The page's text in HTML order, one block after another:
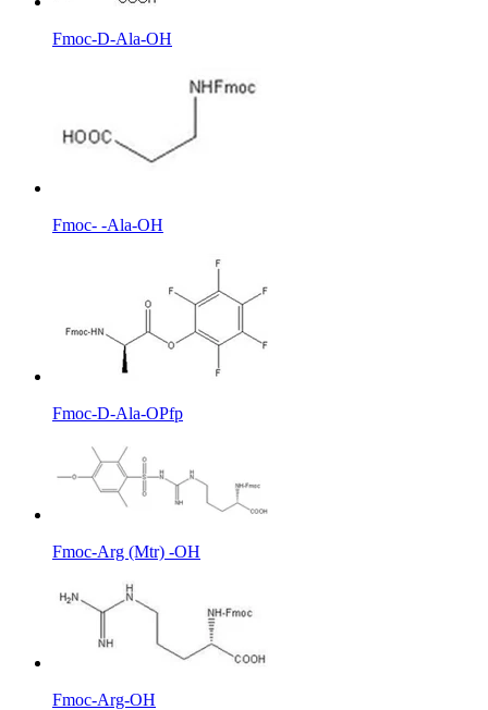
Fmoc-D-Ala-OH
Fmoc- -Ala-OH
Fmoc-D-Ala-OPfp
Fmoc-Arg (Mtr) -OH
Fmoc-Arg-OH